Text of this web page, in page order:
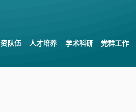
队伍 人才培养 学术科研 党群工作